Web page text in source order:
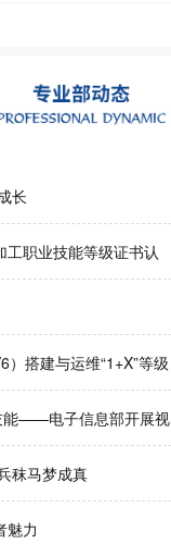
长
职业技能等级证书认
搭建与运维“1+X”等级
能——电子信息部开展视
秣马梦成真
魅力